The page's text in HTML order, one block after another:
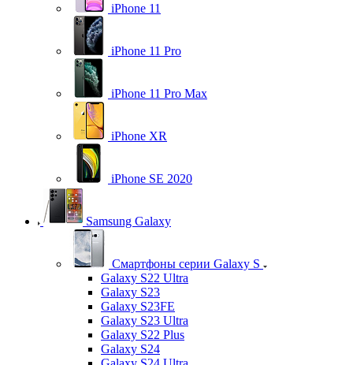
iPhone 11
iPhone 11 Pro
iPhone 11 Pro Max
iPhone XR
iPhone SE 2020
Samsung Galaxy
Смартфоны серии Galaxy S
Galaxy S22 Ultra
Galaxy S23
Galaxy S23FE
Galaxy S23 Ultra
Galaxy S22 Plus
Galaxy S24